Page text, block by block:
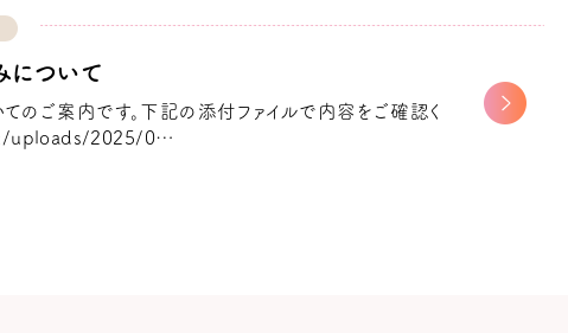
について
ご案内です。下記の添付ファイルで内容をご確認く
uploads/2025/0…